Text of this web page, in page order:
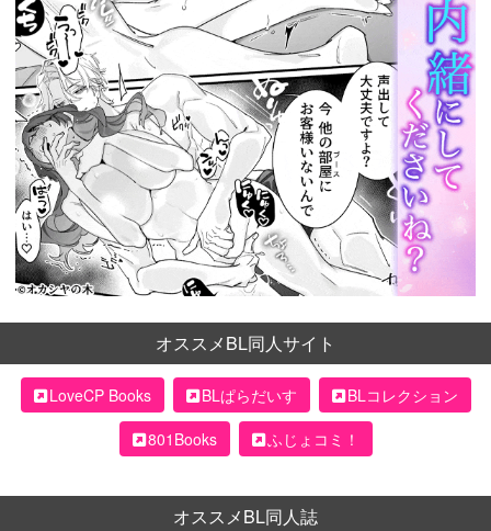
オススメBL同人サイト
LoveCP Books BLぱらだいす
BLコレクション
801Books
ふじょコミ！
オススメBL同人誌